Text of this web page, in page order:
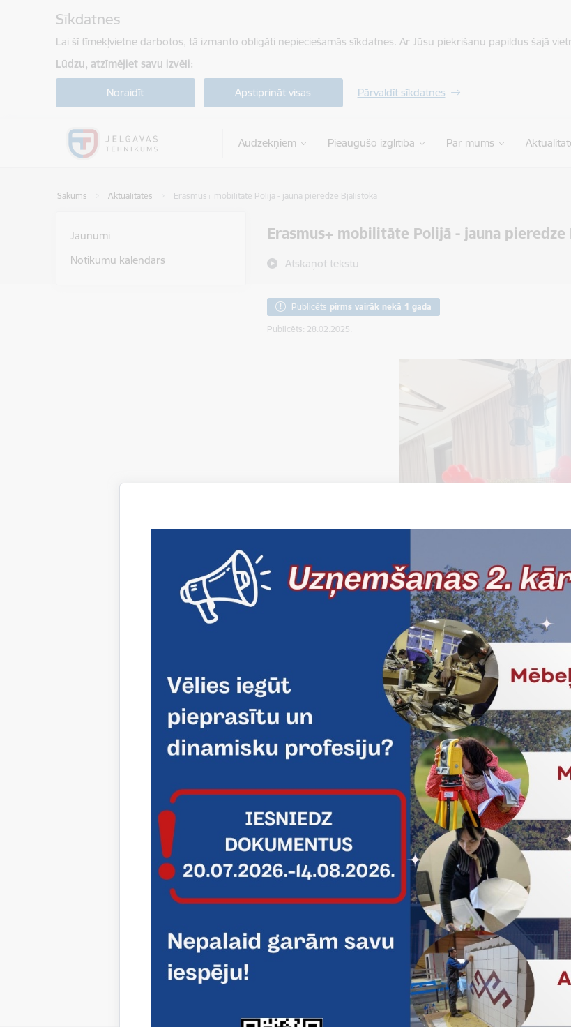
Sīkdatnes
Lai šī tīmekļvietne darbotos, tā izmanto obligāti nepieciešamās sīkdatnes. Ar Jūsu piekrišanu papildus šajā
Lūdzu, atzīmējiet savu izvēli:
Noraidīt Apstiprināt visas Pārvaldīt sīkdatnes
Audzēkņiem Pieaugušo izglītība Par mums
Sākums Aktualitātes Erasmus+ mobilitāte Polijā - jauna pieredze Bjalistokā
Erasmus+ mobilitāte Polijā - jauna pieredze
Atskaņot tekstu
Jaunumi
Notikumu kalendārs
Publicēts pirms vairāk nekā 1 gada
Publicēts: 28.02.2025.
Projekta Nr. 2025-1-LV01-KA121-VET-000310159 ietvaros
Bjalistoku (Białystok), uzsākot Erasmus+ mobilitāti, kas
izglītojamie iesaistīsies profesionālās un izglītojošās aktivitātēs,
prasmes un iegūs vērtīgu starptautisku pieredzi. Papildus
aktivitātes, kas veicinās izglītojamo personīgo izaugsmi,
ietvaros.
Mobilitāte tiek īstenota saskaņā ar projekta mērķiem un
Saistītas tēmas
Aktualitātes: Īstenotās starptautiskās mobilitātes Projekti